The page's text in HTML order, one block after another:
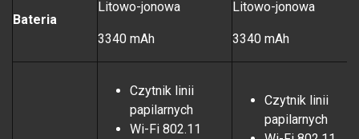
Bateria
Litowo-jonowa
3340 mAh
Litowo-jonowa
3340 mAh
Czytnik linii
papilarnych
Wi-Fi 802.11
Czytnik linii
papilarnych